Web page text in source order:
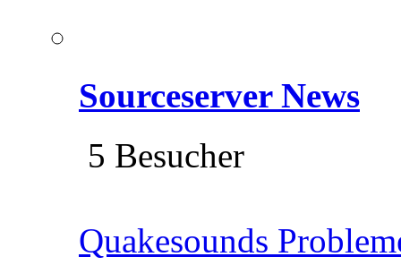
Sourceserver News
5 Besucher
Quakesounds